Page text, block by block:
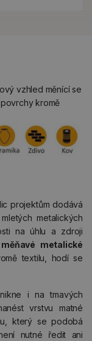
vzhled měnící se
kromě
projektům dodává
metalických
na úhlu a zdroji
měňavé metalické
textilu, hodí se
i na tmavých
vrstvu matné
který se podobá
nutné ředit ani